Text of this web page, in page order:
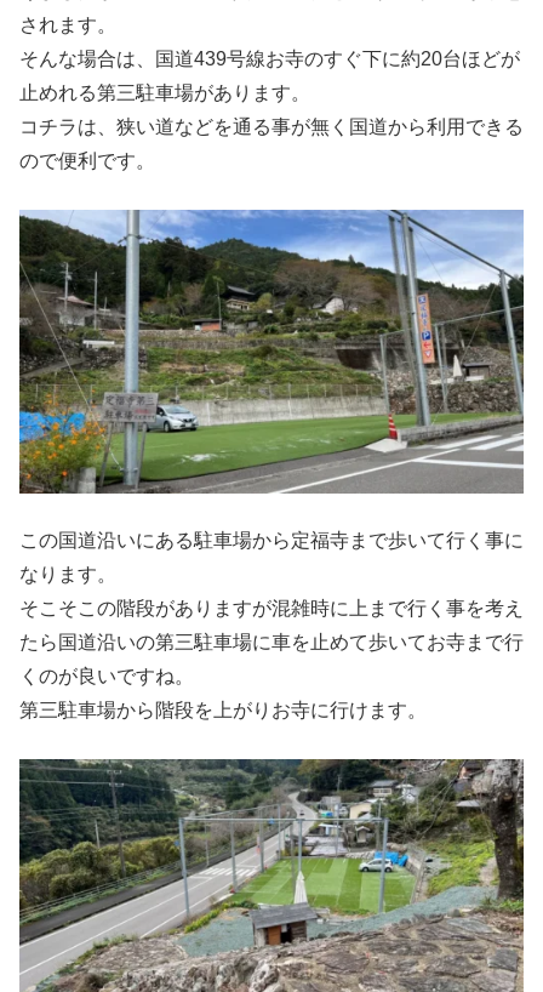
されます。
そんな場合は、国道439号線お寺のすぐ下に約20台ほどが
止めれる第三駐車場があります。
コチラは、狭い道などを通る事が無く国道から利用できる
ので便利です。
この国道沿いにある駐車場から定福寺まで歩いて行く事に
なります。
そこそこの階段がありますが混雑時に上まで行く事を考え
たら国道沿いの第三駐車場に車を止めて歩いてお寺まで行
くのが良いですね。
第三駐車場から階段を上がりお寺に行けます。